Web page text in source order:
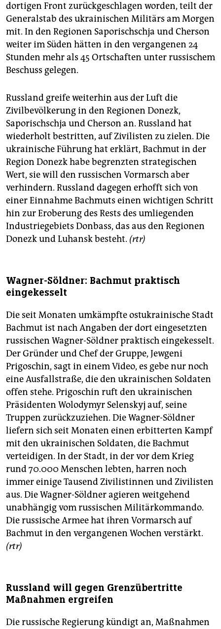
dortigen Front zurückgeschlagen worden, teilt der
Generalstab des ukrainischen Militärs am Morgen
mit. In den Regionen Saporischschja und Cherson
weiter im Süden hätten in den vergangenen 24
Stunden mehr als 45 Ortschaften unter russischem
Beschuss gelegen.
Russland greife weiterhin aus der Luft die
Zivilbevölkerung in den Regionen Donezk,
Saporischschja und Cherson an. Russland hat
wiederholt bestritten, auf Zivilisten zu zielen. Die
ukrainische Führung hat erklärt, Bachmut in der
Region Donezk habe begrenzten strategischen
Wert, sie will den russischen Vormarsch aber
verhindern. Russland dagegen erhofft sich von
einer Einnahme Bachmuts einen wichtigen Schritt
hin zur Eroberung des Rests des umliegenden
Industriegebiets Donbass, das aus den Regionen
Donezk und Luhansk besteht. (rtr)
Wagner-Söldner: Bachmut praktisch
eingekesselt
Die seit Monaten umkämpfte ostukrainische Stadt
Bachmut ist nach Angaben der dort eingesetzten
russischen Wagner-Söldner praktisch eingekesselt.
Der Gründer und Chef der Gruppe, Jewgeni
Prigoschin, sagt in einem Video, es gebe nur noch
eine Ausfallstraße, die den ukrainischen Soldaten
offen stehe. Prigoschin ruft den ukrainischen
Präsidenten Wolodymyr Selenskyj auf, seine
Truppen zurückzuziehen. Die Wagner-Söldner
liefern sich seit Monaten einen erbitterten Kampf
mit den ukrainischen Soldaten, die Bachmut
verteidigen. In der Stadt, in der vor dem Krieg
rund 70.000 Menschen lebten, harren noch
immer einige Tausend Zivilistinnen und Zivilisten
aus. Die Wagner-Söldner agieren weitgehend
unabhängig vom russischen Militärkommando.
Die russische Armee hat ihren Vormarsch auf
Bachmut in den vergangenen Wochen verstärkt.
(rtr)
Russland will gegen Grenzübertritte
Maßnahmen ergreifen
Die russische Regierung kündigt an, Maßnahmen